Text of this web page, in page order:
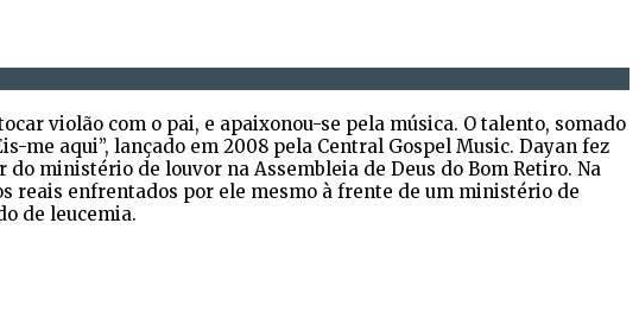
violão com o pai, e apaixonou-se pela música. O talento, somado
me aqui”, lançado em 2008 pela Central Gospel Music. Dayan fez
ministério de louvor na Assembleia de Deus do Bom Retiro. Na
reais enfrentados por ele mesmo à frente de um ministério de
de leucemia.